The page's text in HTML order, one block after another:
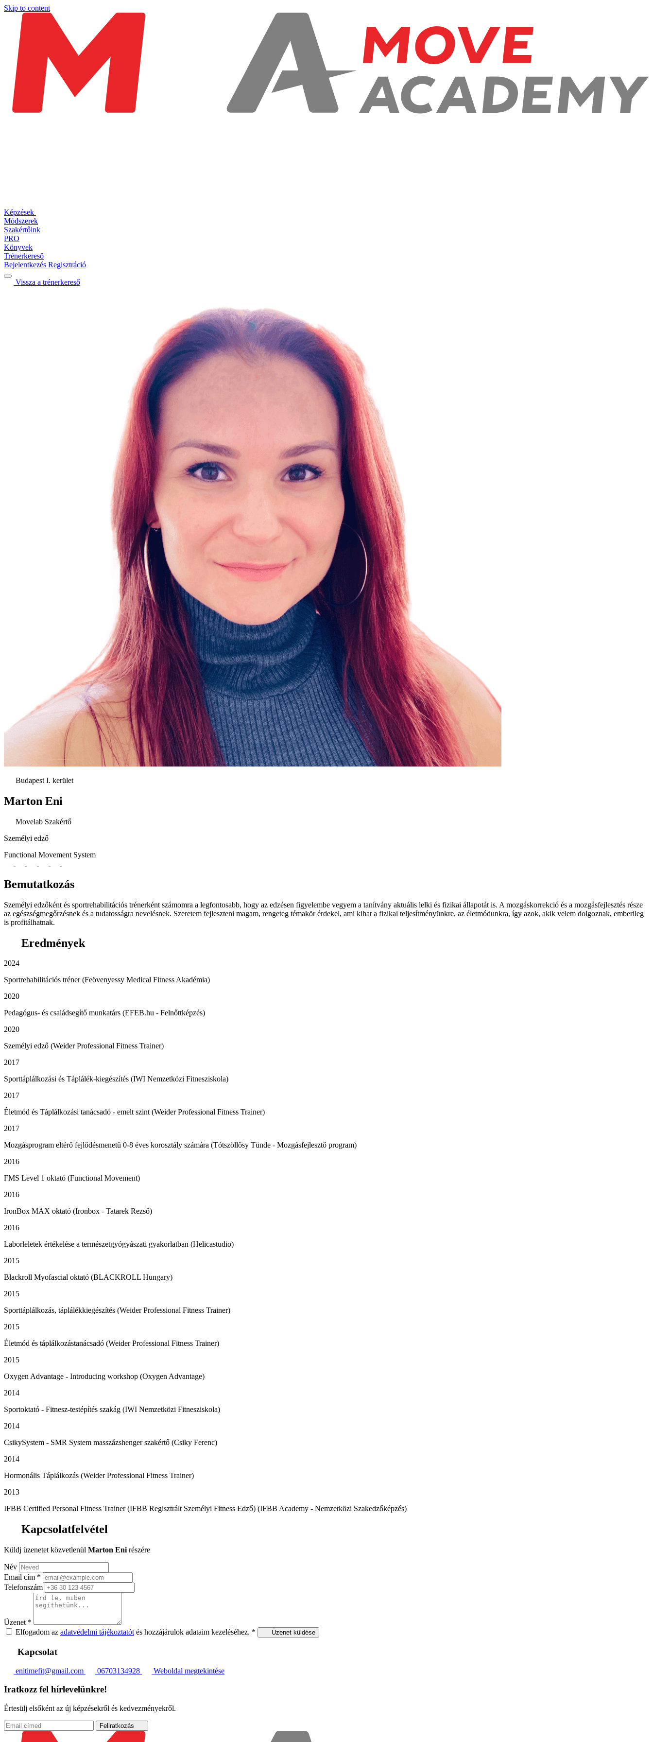
Skip to content
Képzések
Módszerek
Szakértőink
PRO
Könyvek
Trénerkereső
Bejelentkezés Regisztráció
Vissza a trénerkereső
Budapest I. kerület
Marton Eni
Movelab Szakértő
Személyi edző
Functional Movement System
Bemutatkozás
Személyi edzőként és sportrehabilitációs trénerként számomra a legfontosabb, hogy az edzésen figyelembe vegyem a tanítvány aktuális lelki és fizikai állapotát is. A mozgáskorrekció és a mozgásfejlesztés része
az egészségmegőrzésnek és a tudatosságra nevelésnek. Szeretem fejleszteni magam, rengeteg témakör érdekel, ami kihat a fizikai teljesítményünkre, az életmódunkra, így azok, akik velem dolgoznak, emberileg
is profitálhatnak.
Eredmények
2024
Sportrehabilitációs tréner (Feövenyessy Medical Fitness Akadémia)
2020
Pedagógus- és családsegítő munkatárs (EFEB.hu - Felnőttképzés)
2020
Személyi edző (Weider Professional Fitness Trainer)
2017
Sporttáplálkozási és Táplálék-kiegészítés (IWI Nemzetközi Fitnesziskola)
2017
Életmód és Táplálkozási tanácsadó - emelt szint (Weider Professional Fitness Trainer)
2017
Mozgásprogram eltérő fejlődésmenetű 0-8 éves korosztály számára (Tótszöllősy Tünde - Mozgásfejlesztő program)
2016
FMS Level 1 oktató (Functional Movement)
2016
IronBox MAX oktató (Ironbox - Tatarek Rezső)
2016
Laborleletek értékelése a természetgyógyászati gyakorlatban (Helicastudio)
2015
Blackroll Myofascial oktató (BLACKROLL Hungary)
2015
Sporttáplálkozás, táplálékkiegészítés (Weider Professional Fitness Trainer)
2015
Életmód és táplálkozástanácsadó (Weider Professional Fitness Trainer)
2015
Oxygen Advantage - Introducing workshop (Oxygen Advantage)
2014
Sportoktató - Fitnesz-testépítés szakág (IWI Nemzetközi Fitnesziskola)
2014
CsikySystem - SMR System masszázshenger szakértő (Csiky Ferenc)
2014
Hormonális Táplálkozás (Weider Professional Fitness Trainer)
2013
IFBB Certified Personal Fitness Trainer (IFBB Regisztrált Személyi Fitness Edző) (IFBB Academy - Nemzetközi Szakedzőképzés)
Kapcsolatfelvétel
Küldj üzenetet közvetlenül Marton Eni részére
Név
Email cím *
Telefonszám
Üzenet *
Elfogadom az adatvédelmi tájékoztatót és hozzájárulok adataim kezeléséhez. * Üzenet küldése
Kapcsolat
enitimefit@gmail.com 06703134928 Weboldal megtekintése
Iratkozz fel hírlevelünkre!
Értesülj elsőként az új képzésekről és kedvezményekről.
Feliratkozás